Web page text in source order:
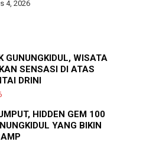
4, 2026
GUNUNGKIDUL, WISATA
SENSASI DI ATAS
DRINI
HIDDEN GEM 100
YANG BIKIN